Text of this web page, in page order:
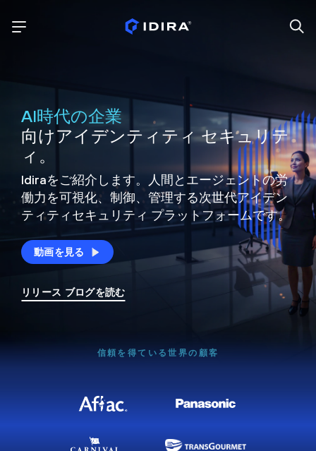
AI時代の企業
向けアイデンティティ セキュリテ
ィ。
Idiraをご紹介します。人間とエージェントの労
働力を可視化、制御、 管理する次世代アイデン
ティティセキュリティ プラットフォームです。
動画を見る
リリース ブログを読む
信頼を得ている世界の顧客